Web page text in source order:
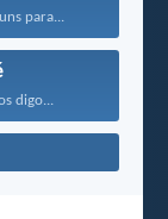
para...
digo...